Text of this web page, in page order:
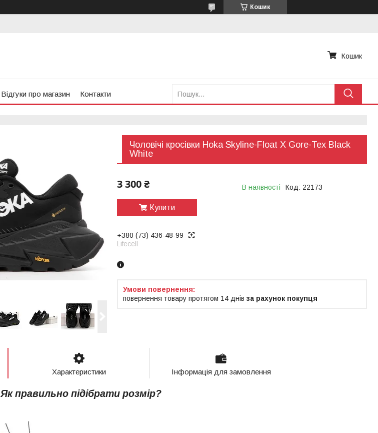
Кошик
Кошик
Відгуки про магазин Контакти
Чоловічі кросівки Hoka Skyline-Float X Gore-Tex Black
White
3 300 ₴ В наявності Код: 22173
Купити
+380 (73) 436-48-99
Lifecell
повернення товару протягом 14 днів за рахунок покупця
Характеристики Інформація для замовлення
Як правильно підібрати розмір?